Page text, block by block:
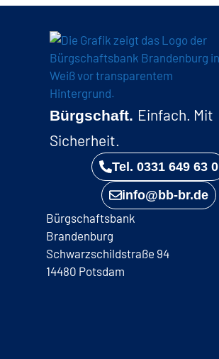
Bürgschaft. Einfach. Mit
Sicherheit.
Tel. 0331 649 63 0
info@bb-br.de
Bürgschaftsbank
Brandenburg
Schwarzschildstraße 94
14480 Potsdam